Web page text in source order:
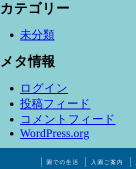
カテゴリー
未分類
メタ情報
ログイン
投稿フィード
コメントフィード
WordPress.org
園での生活 入園ご案内